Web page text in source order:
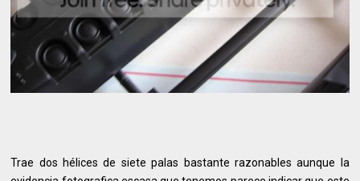
Trae dos hélices de siete palas bastante razonables aunque la